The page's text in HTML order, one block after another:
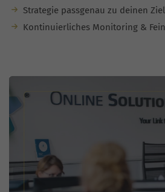
Strategie passgenau zu deinen
Kontinuierliches Monitoring &